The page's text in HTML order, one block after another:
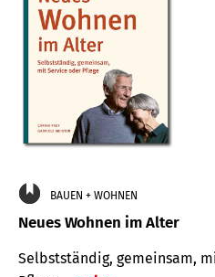
BAUEN + WOHNEN
Neues Wohnen im Alter
Selbstständig, gemeinsam,